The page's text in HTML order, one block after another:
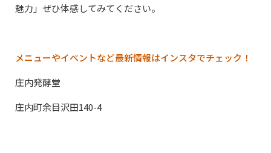
魅力」ぜひ体感してみてください。
メニューやイベントなど最新情報はインスタでチェック！
庄内発酵堂
庄内町余目沢田140-4